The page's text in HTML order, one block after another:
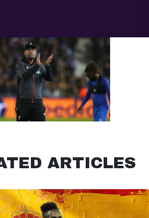
ARTICLES